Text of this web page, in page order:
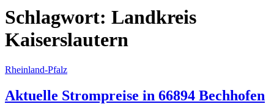
Schlagwort: Landkreis
Kaiserslautern
Rheinland-Pfalz
Aktuelle Strompreise in 66894 Bechhofen